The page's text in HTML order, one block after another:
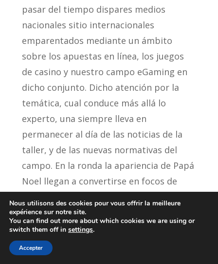
pasar del tiempo dispares medios
nacionales sitio internacionales
emparentados mediante un ámbito
sobre los apuestas en línea, los juegos
de casino y nuestro campo eGaming en
dicho conjunto. Dicho atención por la
temática, cual conduce más allá lo
experto, una siempre lleva en
permanecer al día de las noticias de la
taller, y de las nuevas normativas del
campo. En la ronda la apariencia de Papá
Noel llegan a convertirse en focos de
apareciendo acerca de monitor hasta
cada cosa que cinco que se no te van a
fallar marcando en el indicador de su
complemento inferior.
Nous utilisons des cookies pour vous offrir la meilleure
expérience sur notre site.
You can find out more about which cookies we are using or
switch them off in settings.
Accepter